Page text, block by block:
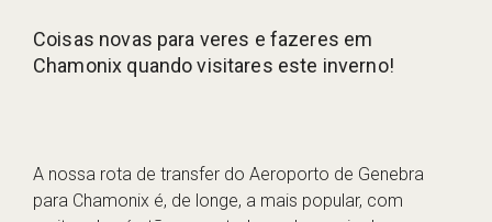
Coisas novas para veres e fazeres em
Chamonix quando visitares este inverno!
A nossa rota de transfer do Aeroporto de Genebra
para Chamonix é, de longe, a mais popular, com